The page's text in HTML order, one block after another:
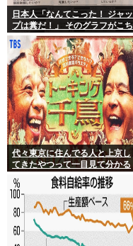
日本人「なんてこった！ ジャッ
プは糞だ！」 そのグラフがこち
ら。
代々東京に住んでる人と上京し
てきたやつって一目見て分かる
よね。あれなんで？